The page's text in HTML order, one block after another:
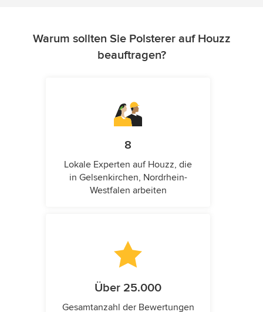
Warum sollten Sie Polsterer auf Houzz
beauftragen?
8
Lokale Experten auf Houzz, die
in Gelsenkirchen, Nordrhein-
Westfalen arbeiten
Über 25.000
Gesamtanzahl der Bewertungen